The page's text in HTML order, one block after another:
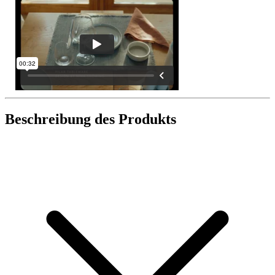
Beschreibung des Produkts